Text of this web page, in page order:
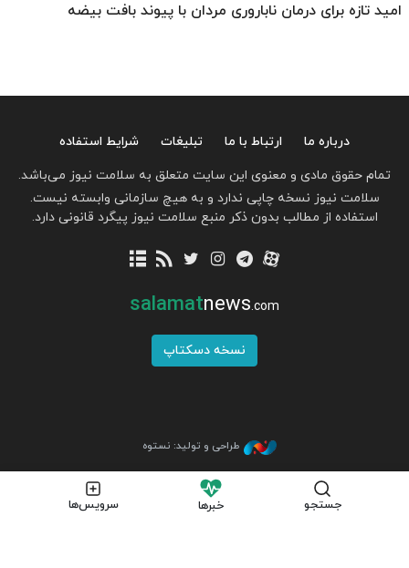
امید تازه برای درمان ناباروری مردان با پیوند بافت بیضه
جستجو خبرها سرویس‌ها
درباره ما ارتباط با ما تبلیغات
شرایط استفاده
تمام حقوق مادی و معنوی این سایت متعلق به سلامت نیوز می‌باشد.
سلامت نیوز نسخه چاپی ندارد و به هیچ سازمانی وابسته نیست.
استفاده از مطالب بدون ذکر منبع سلامت نیوز پیگرد قانونی دارد.
salamatnews.com
نسخه دسکتاپ
طراحی و تولید: نستوه